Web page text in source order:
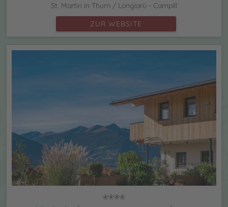
St. Martin in Thurn / Longiarü - Campill
ZUR WEBSITE